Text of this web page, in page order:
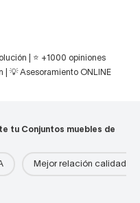
| ⭐ +1000 opiniones
| 💡 Asesoramiento ONLINE
tu Conjuntos muebles de
Mejor relación calidad-